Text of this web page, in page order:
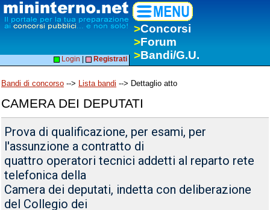
>Concorsi
>Forum
>Bandi/G.U.
Login Registrati
Bandi di concorso --> Lista bandi --> Dettaglio atto
CAMERA DEI DEPUTATI
Prova di qualificazione, per esami, per
l'assunzione a contratto di
quattro operatori tecnici addetti al reparto rete
telefonica della
Camera dei deputati, indetta con deliberazione
del Collegio dei